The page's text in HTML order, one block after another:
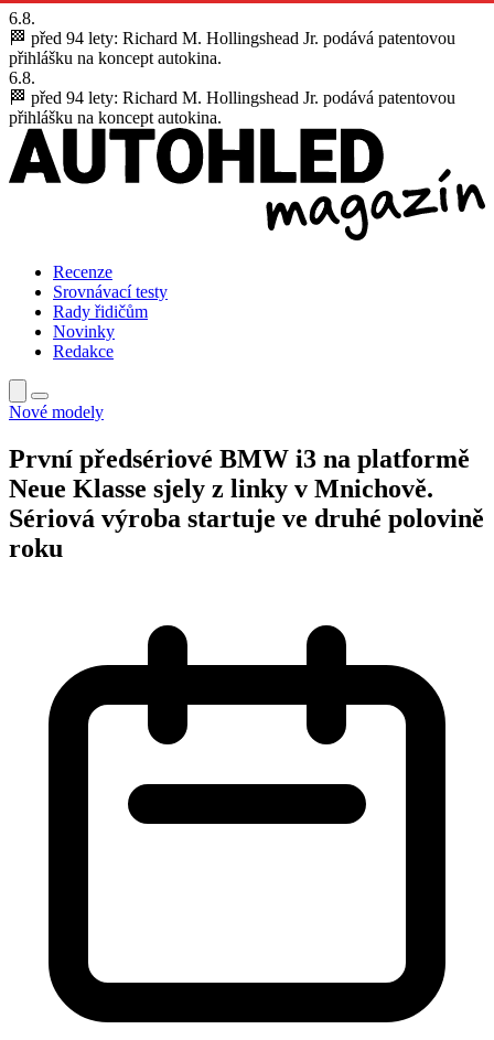
6.8.
🏁 před 94 lety: Richard M. Hollingshead Jr. podává patentovou
přihlášku na koncept autokina.
6.8.
🏁 před 94 lety: Richard M. Hollingshead Jr. podává patentovou
přihlášku na koncept autokina.
Recenze
Srovnávací testy
Rady řidičům
Novinky
Redakce
Nové modely
První předsériové BMW i3 na platformě
Neue Klasse sjely z linky v Mnichově.
Sériová výroba startuje ve druhé polovině
roku